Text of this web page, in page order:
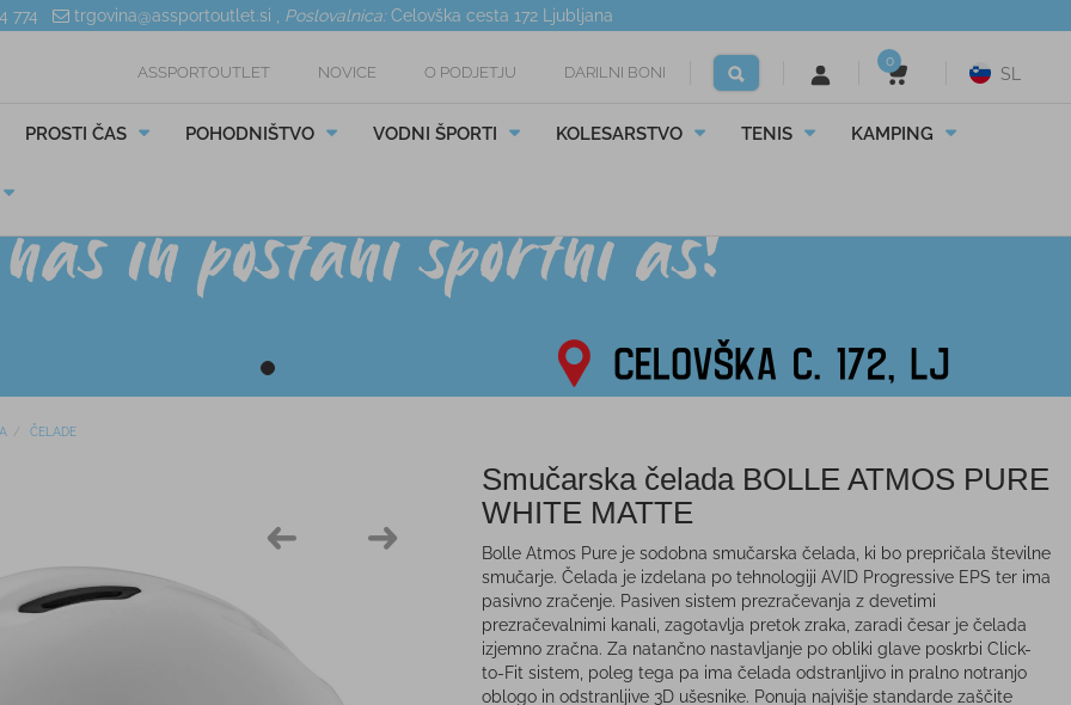
774 trgovina@assportoutlet.si Poslovalnica: Celovška cesta 172Ljubljana
ASSPORTOUTLET NOVICE O PODJETJU DARILNI BONI
0
SL
PROSTI ČAS POHODNIŠTVO VODNI ŠPORTI KOLESARSTVO TENIS KAMPING
ČELADE
Smučarska čelada BOLLE ATMOS PURE
WHITE MATTE
Bolle Atmos Pure je sodobna smučarska čelada, ki bo prepričala številne
smučarje. Čelada je izdelana po tehnologiji AVID Progressive EPS ter ima
pasivno zračenje. Pasiven sistem prezračevanja z devetimi
prezračevalnimi kanali, zagotavlja pretok zraka, zaradi česar je čelada
izjemno zračna. Za natančno nastavljanje po obliki glave poskrbi Click-
to-Fit sistem, poleg tega pa ima čelada odstranljivo in pralno notranjo
oblogo in odstranljive 3D ušesnike. Ponuja najvišje standarde zaščite